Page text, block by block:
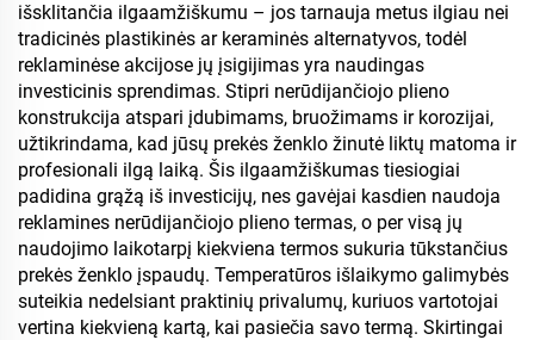
išsklitančia ilgaamžiškumu – jos tarnauja metus ilgiau nei
tradicinės plastikinės ar keraminės alternatyvos, todėl
reklaminėse akcijose jų įsigijimas yra naudingas
investicinis sprendimas. Stipri nerūdijančiojo plieno
konstrukcija atspari įdubimams, bruožimams ir korozijai,
užtikrindama, kad jūsų prekės ženklo žinutė liktų matoma ir
profesionali ilgą laiką. Šis ilgaamžiškumas tiesiogiai
padidina grąžą iš investicijų, nes gavėjai kasdien naudoja
reklamines nerūdijančiojo plieno termas, o per visą jų
naudojimo laikotarpį kiekviena termos sukuria tūkstančius
prekės ženklo įspaudų. Temperatūros išlaikymo galimybės
suteikia nedelsiant praktinių privalumų, kuriuos vartotojai
vertina kiekvieną kartą, kai pasiečia savo termą. Skirtingai